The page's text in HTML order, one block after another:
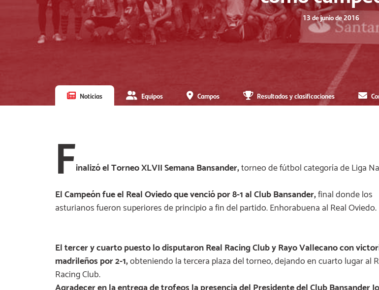
13 de junio de 2016
Noticias Equipos Campos Resultados y clasificaciones
Finalizó el Torneo XLVII Semana Bansander,torneo de fútbol categoría de Liga
El Campeón fue el Real Oviedo que venció por 8-1 al Club Bansander,final donde los
asturianos fueron superiores de principio a fin del partido. Enhorabuena al Real Oviedo.
El tercer y cuarto puesto lo disputaron Real Racing Club y Rayo Vallecano con
madrileños por 2-1,obteniendo la tercera plaza del torneo, dejando en cuarto lugar al
Racing Club.